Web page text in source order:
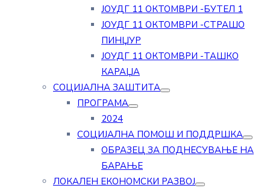
ЈОУДГ 11 ОКТОМВРИ -БУТЕЛ 1
ЈОУДГ 11 ОКТОМВРИ -СТРАШО
ПИНЏУР
ЈОУДГ 11 ОКТОМВРИ -ТАШКО
КАРАЏА
СОЦИЈАЛНА ЗАШТИТА
ПРОГРАМА
2024
СОЦИЈАЛНА ПОМОШ И ПОДДРШКА
ОБРАЗЕЦ ЗА ПОДНЕСУВАЊЕ НА
БАРАЊЕ
ЛОКАЛЕН ЕКОНОМСКИ РАЗВОЈ